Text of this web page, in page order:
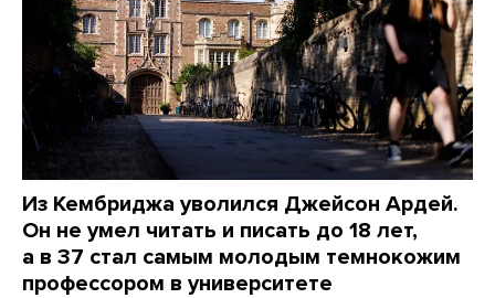
Из Кембриджа уволился Джейсон Ардей.
Он не умел читать и писать до 18 лет,
а в 37 стал самым молодым темнокожим
профессором в университете